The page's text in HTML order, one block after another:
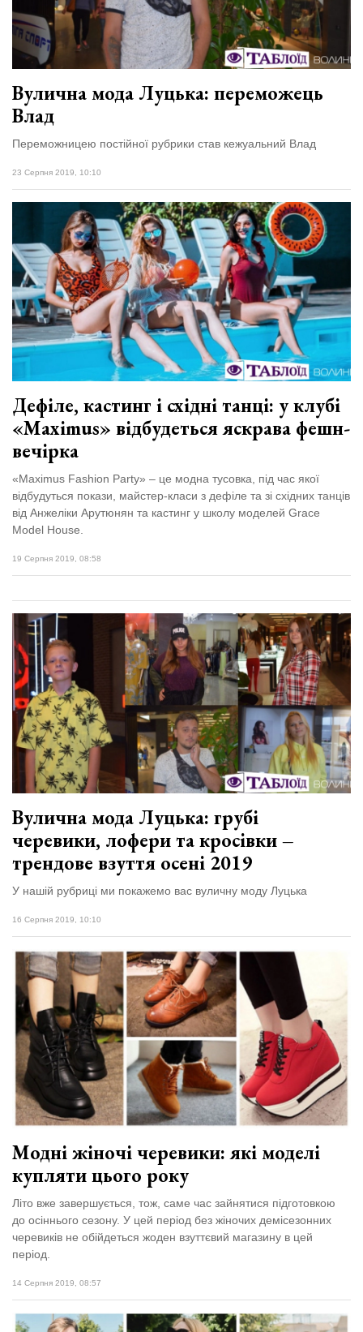
Вулична мода Луцька: переможець
Влад
Переможницею постійної рубрики став кежуальний Влад
23 Серпня 2019, 10:10
Дефіле, кастинг і східні танці: у клубі
«Maximus» відбудеться яскрава фешн-
вечірка
«Maximus Fashion Party» – це модна тусовка, під час якої
відбудуться покази, майстер-класи з дефіле та зі східних танців
від Анжеліки Арутюнян та кастинг у школу моделей Grace
Model House.
19 Серпня 2019, 08:58
Вулична мода Луцька: грубі
черевики, лофери та кросівки –
трендове взуття осені 2019
У нашій рубриці ми покажемо вас вуличну моду Луцька
16 Серпня 2019, 10:10
Модні жіночі черевики: які моделі
купляти цього року
Літо вже завершується, тож, саме час зайнятися підготовкою
до осіннього сезону. У цей період без жіночих демісезонних
черевиків не обійдеться жоден взуттєвий магазину в цей
період.
14 Серпня 2019, 08:57